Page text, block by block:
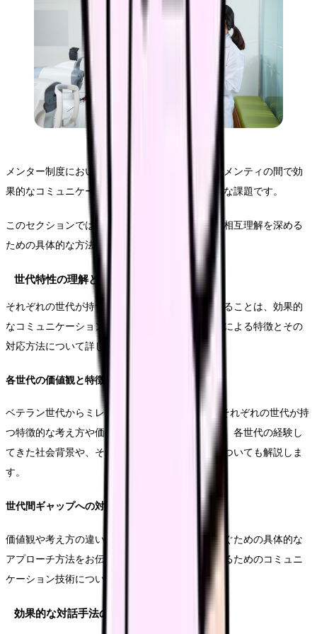
メンター制度において、世代の異なるメンターとメンティの間で効
果的なコミュニケーションを実現することは重要な課題です。
このセクションでは、世代間ギャップを克服し、相互理解を深める
ための具体的な方法についてご説明します。
世代特性の理解と対応
それぞれの世代が持つ価値観や行動特性を理解することは、効果的
なコミュニケーションの第一歩となります。世代による特徴とその
対応方法について詳しく解説します。
各世代の価値観と特徴
ベテラン世代からミレニアル世代、Z世代まで、それぞれの世代が持
つ特徴的な考え方や価値観についてご説明します。各世代の経験し
てきた社会背景や、それが仕事観に与える影響についても解説しま
す。
世代間ギャップへの対応方法
価値観や考え方の違いから生じる誤解や摩擦を防ぐための具体的な
アプローチ方法をお伝えします。相互理解を深めるためのコミュニ
ケーション技術についても詳しく説明します。
効果的な対話手法の実践